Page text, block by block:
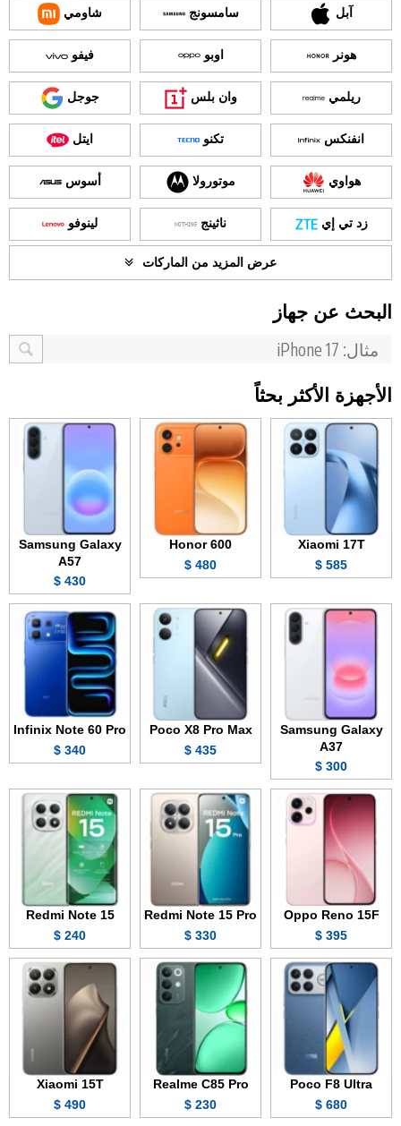
آبل سامسونج شاومي
هونر اوبو فيفو
ريلمي وان بلس جوجل
انفنكس تكنو ايتل
هواوي موتورولا أسوس
زد تي إي ناثينج لينوفو
عرض المزيد من الماركات
البحث عن جهاز
الأجهزة الأكثر بحثاً
Xiaomi 17T
585 $
Honor 600
480 $
Samsung Galaxy
A57
430 $
Samsung Galaxy
A37
300 $
Poco X8 Pro Max
435 $
Infinix Note 60 Pro
340 $
Oppo Reno 15F
395 $
Redmi Note 15 Pro
330 $
Redmi Note 15
240 $
Poco F8 Ultra
680 $
Realme C85 Pro
230 $
Xiaomi 15T
490 $